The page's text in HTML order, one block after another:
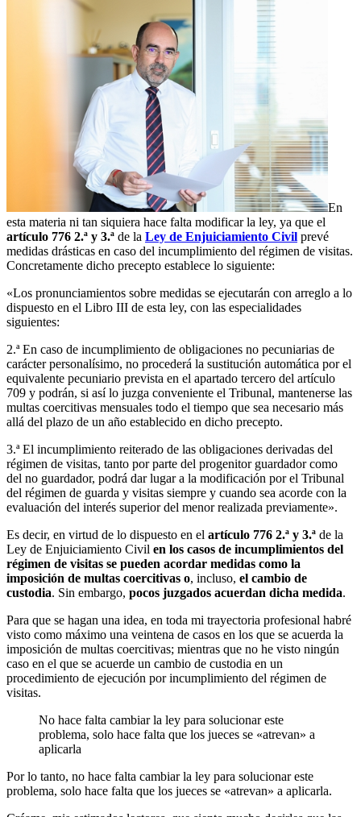
En
esta materia ni tan siquiera hace falta modificar la ley, ya que el
artículo 776 2.ª y 3.ª de la Ley de Enjuiciamiento Civil prevé
medidas drásticas en caso del incumplimiento del régimen de visitas.
Concretamente dicho precepto establece lo siguiente:
«Los pronunciamientos sobre medidas se ejecutarán con arreglo a lo
dispuesto en el Libro III de esta ley, con las especialidades
siguientes:
2.ª En caso de incumplimiento de obligaciones no pecuniarias de
carácter personalísimo, no procederá la sustitución automática por el
equivalente pecuniario prevista en el apartado tercero del artículo
709 y podrán, si así lo juzga conveniente el Tribunal, mantenerse las
multas coercitivas mensuales todo el tiempo que sea necesario más
allá del plazo de un año establecido en dicho precepto.
3.ª El incumplimiento reiterado de las obligaciones derivadas del
régimen de visitas, tanto por parte del progenitor guardador como
del no guardador, podrá dar lugar a la modificación por el Tribunal
del régimen de guarda y visitas siempre y cuando sea acorde con la
evaluación del interés superior del menor realizada previamente».
Es decir, en virtud de lo dispuesto en el artículo 776 2.ª y 3.ª de la
Ley de Enjuiciamiento Civil en los casos de incumplimientos del
régimen de visitas se pueden acordar medidas como la
imposición de multas coercitivas o, incluso, el cambio de
custodia. Sin embargo, pocos juzgados acuerdan dicha medida.
Para que se hagan una idea, en toda mi trayectoria profesional habré
visto como máximo una veintena de casos en los que se acuerda la
imposición de multas coercitivas; mientras que no he visto ningún
caso en el que se acuerde un cambio de custodia en un
procedimiento de ejecución por incumplimiento del régimen de
visitas.
No hace falta cambiar la ley para solucionar este
problema, solo hace falta que los jueces se «atrevan» a
aplicarla
Por lo tanto, no hace falta cambiar la ley para solucionar este
problema, solo hace falta que los jueces se «atrevan» a aplicarla.